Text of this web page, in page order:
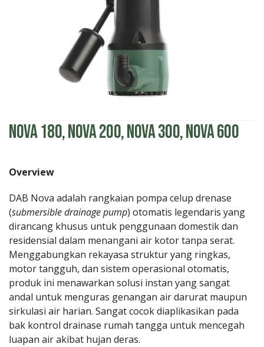
Nova 180, Nova 200, Nova 300, Nova 600
Overview
DAB Nova adalah rangkaian pompa celup drenase
(submersible drainage pump) otomatis legendaris yang
dirancang khusus untuk penggunaan domestik dan
residensial dalam menangani air kotor tanpa serat.
Menggabungkan rekayasa struktur yang ringkas,
motor tangguh, dan sistem operasional otomatis,
produk ini menawarkan solusi instan yang sangat
andal untuk menguras genangan air darurat maupun
sirkulasi air harian. Sangat cocok diaplikasikan pada
bak kontrol drainase rumah tangga untuk mencegah
luapan air akibat hujan deras.